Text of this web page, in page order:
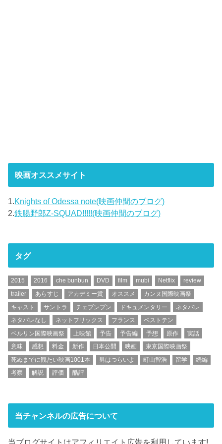
映画オススメサイト
1.Knights of Odessa note(映画仲間のブログ)
2.鉄腸野郎Z-SQUAD!!!!!(映画仲間のブログ)
タグ
2015 2016 che bunbun DVD film mubi Netflix
review
trailer
あらすじ アカデミー賞 オススメ
カンヌ国際映画祭
キャスト
サントラ チェブンブン ドキュメンタリー
ネタバレ
ネタバレなし
ネットフリックス フランス
ベストテン
ベルリン国際映画祭
上映館 予告 予告編 予想 原作
実話
意味
感想 料金 新作 日本公開 映画
東京国際映画祭
死ぬまでに観たい映画1001本
男はつらいよ 町山智浩 留学
続編
考察
解説 評価 酷評
当チャンネルの広告について
当ブログサイトはアフィリエイト広告を利用しています!